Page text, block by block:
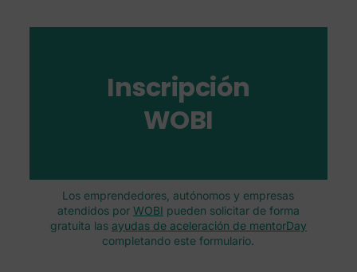
Inscripción
WOBI
Los emprendedores, autónomos y empresas
atendidos por WOBI pueden solicitar de forma
gratuita las ayudas de aceleración de mentorDay
completando este formulario.